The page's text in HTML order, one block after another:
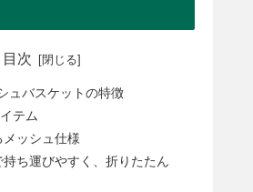
目次
ュバスケットの特徴
テム
ッシュ仕様
ち運びやすく、折りたたん